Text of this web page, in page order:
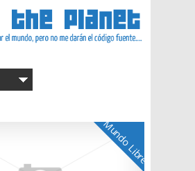
Mundo Libre